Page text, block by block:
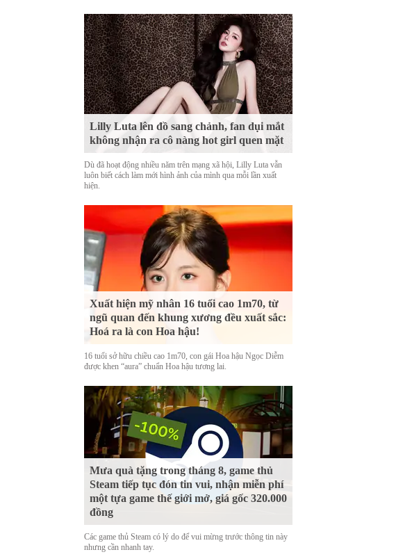
Lilly Luta lên đồ sang chảnh, fan dụi mắt
không nhận ra cô nàng hot girl quen mặt
Dù đã hoạt động nhiều năm trên mạng xã hội, Lilly Luta vẫn
luôn biết cách làm mới hình ảnh của mình qua mỗi lần xuất
hiện.
Xuất hiện mỹ nhân 16 tuổi cao 1m70, từ
ngũ quan đến khung xương đều xuất sắc:
Hoá ra là con Hoa hậu!
16 tuổi sở hữu chiều cao 1m70, con gái Hoa hậu Ngọc Diễm
được khen “aura” chuẩn Hoa hậu tương lai.
Mưa quà tặng trong tháng 8, game thủ
Steam tiếp tục đón tin vui, nhận miễn phí
một tựa game thế giới mở, giá gốc 320.000
đồng
Các game thủ Steam có lý do để vui mừng trước thông tin này
nhưng cần nhanh tay.